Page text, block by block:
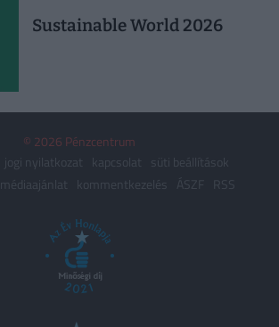
Sustainable World 2026
© 2026 Pénzcentrum
jogi nyilatkozat kapcsolat
süti beállítások
médiaajánlat kommentkezelés ÁSZF RSS